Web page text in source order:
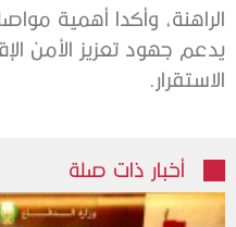
الراهنة، وأكدا أهمية
يدعم جهود تعزيز الأمن
الاستقرار.
أخبار ذات صلة